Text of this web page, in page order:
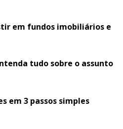
em fundos imobiliários e
tudo sobre o assunto
em 3 passos simples